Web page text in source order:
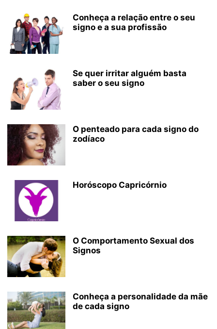
Conheça a relação entre o seu
signo e a sua profissão
Se quer irritar alguém basta
saber o seu signo
O penteado para cada signo do
zodíaco
Horóscopo Capricórnio
O Comportamento Sexual dos
Signos
Conheça a personalidade da mãe
de cada signo